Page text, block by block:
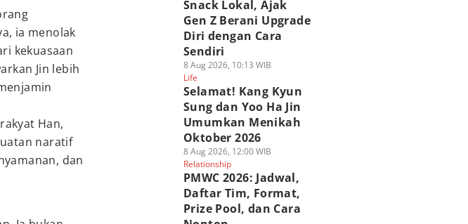
ia menolak
kekuasaan
Jin lebih
Han,
naratif
dan
Snack Lokal, Ajak
Gen Z Berani Upgrade
Diri dengan Cara
Sendiri
8 Aug 2026, 10:13 WIB
Life
Selamat! Kang Kyun
Sung dan Yoo Ha Jin
Umumkan Menikah
Oktober 2026
8 Aug 2026, 12:00 WIB
Relationship
PMWC 2026: Jadwal,
Daftar Tim, Format,
Prize Pool, dan Cara